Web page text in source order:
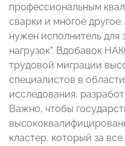
профессиональным
сварки и многое
нужен исполнитель для
нагрузок". Вдобавок
трудовой миграции
специалистов в
исследования,
Важно, чтобы
кластер, который за